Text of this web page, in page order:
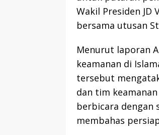
Wakil Presiden JD
bersama utusan
Menurut laporan
keamanan di
tersebut
dan tim
berbicara dengan
membahas